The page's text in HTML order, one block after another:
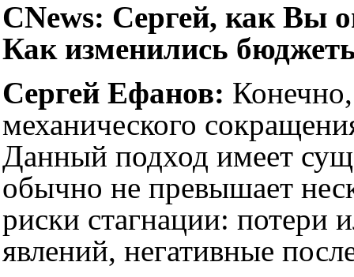
CNews: Сергей, как Вы
Как изменились
Сергей Ефанов:
механического
Данный подход имеет
обычно не превышает
риски стагнации: потери
явлений, негативные